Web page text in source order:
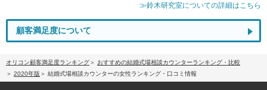
≫鈴木研究室についての詳細はこちら
顧客満足度について
オリコン顧客満足度ランキング
おすすめの結婚式場相談カウンターランキング・比較
2020年版
結婚式場相談カウンターの女性ランキング・口コミ情報